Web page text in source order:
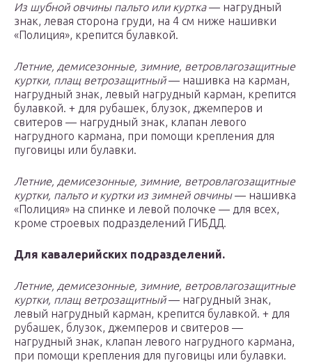
Из шубной овчины пальто или куртка— нагрудный
знак, левая сторона груди, на 4 см ниже нашивки
«Полиция», крепится булавкой.
Летние, демисезонные, зимние, ветровлагозащитные
куртки, плащ ветрозащитный— нашивка на карман,
нагрудный знак, левый нагрудный карман, крепится
булавкой. + для рубашек, блузок, джемперов и
свитеров — нагрудный знак, клапан левого
нагрудного кармана, при помощи крепления для
пуговицы или булавки.
Летние, демисезонные, зимние, ветровлагозащитные
куртки, пальто и куртки из зимней овчины— нашивка
«Полиция» на спинке и левой полочке — для всех,
кроме строевых подразделений ГИБДД.
Для кавалерийских подразделений.
Летние, демисезонные, зимние, ветровлагозащитные
куртки, плащ ветрозащитный— нагрудный знак,
левый нагрудный карман, крепится булавкой. + для
рубашек, блузок, джемперов и свитеров —
нагрудный знак, клапан левого нагрудного кармана,
при помощи крепления для пуговицы или булавки.